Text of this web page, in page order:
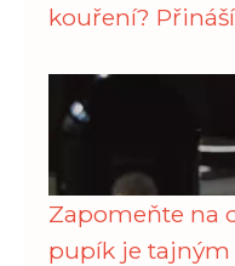
kouření?
Zapomeňte na
pupík je